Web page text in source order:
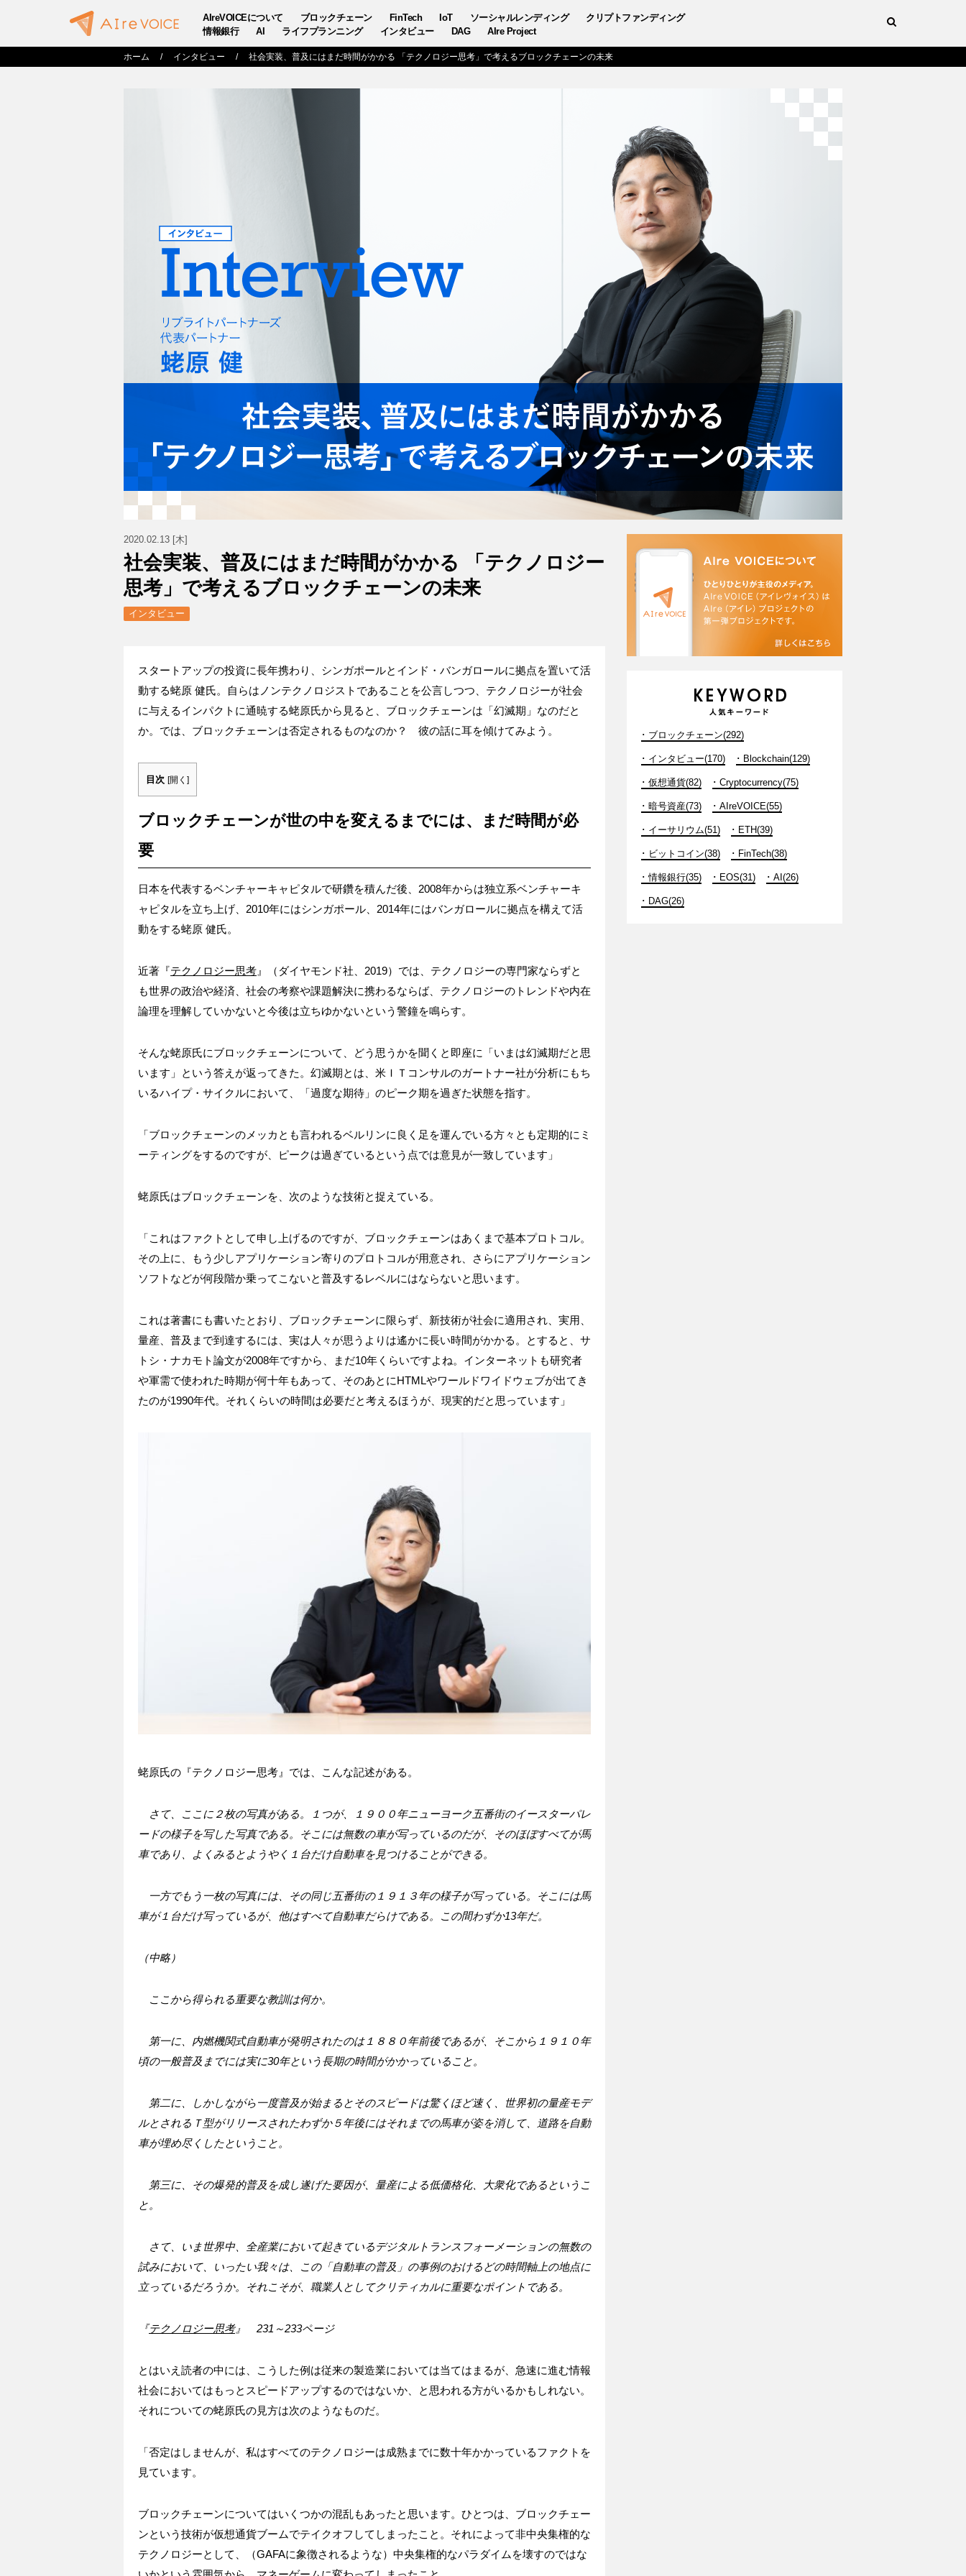
AIreVOICEについて ブロックチェーン FinTech IoT ソーシャルレンディング
クリプトファンディング
情報銀行
AI ライフプランニング インタビュー DAG AIre Project
ホーム インタビュー 社会実装、普及にはまだ時間がかかる 「テクノロジー思考」で考えるブロックチェーンの未来
2020.02.13 [木]
社会実装、普及にはまだ時間がかかる 「テクノロジー
思考」で考えるブロックチェーンの未来
インタビュー
スタートアップの投資に長年携わり、シンガポールとインド・バンガロールに拠点を置いて活
動する蛯原 健氏。自らはノンテクノロジストであることを公言しつつ、テクノロジーが社会
に与えるインパクトに通暁する蛯原氏から見ると、ブロックチェーンは「幻滅期」なのだと
か。では、ブロックチェーンは否定されるものなのか？ 彼の話に耳を傾けてみよう。
目次 [開く ]
ブロックチェーンが世の中を変えるまでには、まだ時間が必
要
日本を代表するベンチャーキャピタルで研鑽を積んだ後、2008年からは独立系ベンチャーキ
ャピタルを立ち上げ、2010年にはシンガポール、2014年にはバンガロールに拠点を構えて活
動をする蛯原 健氏。
近著『テクノロジー思考 』（ダイヤモンド社、2019）では、テクノロジーの専門家ならずと
も世界の政治や経済、社会の考察や課題解決に携わるならば、テクノロジーのトレンドや内在
論理を理解していかないと今後は立ちゆかないという警鐘を鳴らす。
そんな蛯原氏にブロックチェーンについて、どう思うかを聞くと即座に「いまは幻滅期だと思
います」という答えが返ってきた。幻滅期とは、米ＩＴコンサルのガートナー社が分析にもち
いるハイプ・サイクルにおいて、「過度な期待」のピーク期を過ぎた状態を指す。
「ブロックチェーンのメッカとも言われるベルリンに良く足を運んでいる方々とも定期的にミ
ーティングをするのですが、ピークは過ぎているという点では意見が一致しています」
蛯原氏はブロックチェーンを、次のような技術と捉えている。
「これはファクトとして申し上げるのですが、ブロックチェーンはあくまで基本プロトコル。
その上に、もう少しアプリケーション寄りのプロトコルが用意され、さらにアプリケーション
ソフトなどが何段階か乗ってこないと普及するレベルにはならないと思います。
これは著書にも書いたとおり、ブロックチェーンに限らず、新技術が社会に適用され、実用、
量産、普及まで到達するには、実は人々が思うよりは遙かに長い時間がかかる。とすると、サ
トシ・ナカモト論文が2008年ですから、まだ10年くらいですよね。インターネットも研究者
や軍需で使われた時期が何十年もあって、そのあとにHTMLやワールドワイドウェブが出てき
たのが1990年代。それくらいの時間は必要だと考えるほうが、現実的だと思っています」
蛯原氏の『テクノロジー思考』では、こんな記述がある。
さて、ここに２枚の写真がある。１つが、１９００年ニューヨーク五番街のイースターパレ
ードの様子を写した写真である。そこには無数の車が写っているのだが、そのほぼすべてが馬
車であり、よくみるとようやく１台だけ自動車を見つけることができる。
一方でもう一枚の写真には、その同じ五番街の１９１３年の様子が写っている。そこには馬
車が１台だけ写っているが、他はすべて自動車だらけである。この間わずか13年だ。
（中略）
ここから得られる重要な教訓は何か。
第一に、内燃機関式自動車が発明されたのは１８８０年前後であるが、そこから１９１０年
頃の一般普及までには実に30年という長期の時間がかかっていること。
第二に、しかしながら一度普及が始まるとそのスピードは驚くほど速く、世界初の量産モデ
ルとされるＴ型がリリースされたわずか５年後にはそれまでの馬車が姿を消して、道路を自動
車が埋め尽くしたということ。
第三に、その爆発的普及を成し遂げた要因が、量産による低価格化、大衆化であるというこ
と。
さて、いま世界中、全産業において起きているデジタルトランスフォーメーションの無数の
試みにおいて、いったい我々は、この「自動車の普及」の事例のおけるどの時間軸上の地点に
立っているだろうか。それこそが、職業人としてクリティカルに重要なポイントである。
『テクノロジー思考』 231～233ページ
とはいえ読者の中には、こうした例は従来の製造業においては当てはまるが、急速に進む情報
社会においてはもっとスピードアップするのではないか、と思われる方がいるかもしれない。
それについての蛯原氏の見方は次のようなものだ。
「否定はしませんが、私はすべてのテクノロジーは成熟までに数十年かかっているファクトを
見ています。
ブロックチェーンについてはいくつかの混乱もあったと思います。ひとつは、ブロックチェー
ンという技術が仮想通貨ブームでテイクオフしてしまったこと。それによって非中央集権的な
テクノロジーとして、（GAFAに象徴されるような）中央集権的なパラダイムを壊すのではな
ブロックチェーン(292)
インタビュー(170) Blockchain(129)
仮想通貨(82) Cryptocurrency(75)
暗号資産(73) AIreVOICE(55)
イーサリウム(51) ETH(39)
ビットコイン(38) FinTech(38)
情報銀行(35) EOS(31) AI(26)
DAG(26)